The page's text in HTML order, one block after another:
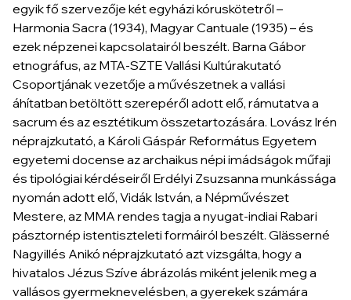
egyik fő szervezője két egyházi kóruskötetről –
Harmonia Sacra (1934), Magyar Cantuale (1935) – és
ezek népzenei kapcsolatairól beszélt. Barna Gábor
etnográfus, az MTA-SZTE Vallási Kultúrakutató
Csoportjának vezetője a művészetnek a vallási
áhítatban betöltött szerepéről adott elő, rámutatva a
sacrum és az esztétikum összetartozására. Lovász Irén
néprajzkutató, a Károli Gáspár Református Egyetem
egyetemi docense az archaikus népi imádságok műfaji
és tipológiai kérdéseiről Erdélyi Zsuzsanna munkássága
nyomán adott elő, Vidák István, a Népművészet
Mestere, az MMA rendes tagja a nyugat-indiai Rabari
pásztornép istentiszteleti formáiról beszélt. Glässerné
Nagyillés Anikó néprajzkutató azt vizsgálta, hogy a
hivatalos Jézus Szíve ábrázolás miként jelenik meg a
vallásos gyermeknevelésben, a gyerekek számára